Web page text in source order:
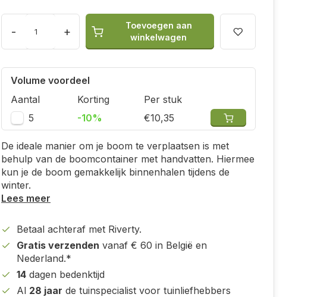
- +
Toevoegen aan
winkelwagen
Volume voordeel
Aantal
Korting
Per stuk
5
-10% €10,35
De ideale manier om je boom te verplaatsen is met
behulp van de boomcontainer met handvatten. Hiermee
kun je de boom gemakkelijk binnenhalen tijdens de
winter.
Lees meer
Betaal achteraf met Riverty.
Gratis verzenden vanaf € 60 in België en
Nederland.*
14 dagen bedenktijd
Al 28 jaar de tuinspecialist voor tuinliefhebbers